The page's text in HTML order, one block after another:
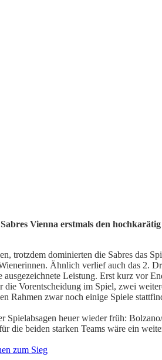
Vienna erstmals den
trotzdem dominierten die Sabres das
Ähnlich verlief auch das 2.
Leistung. Erst kurz vor
Vorentscheidung im Spiel, zwei
Rahmen zwar noch einige Spiele
heuer wieder früh:
beiden starken Teams wäre ein
zum Sieg